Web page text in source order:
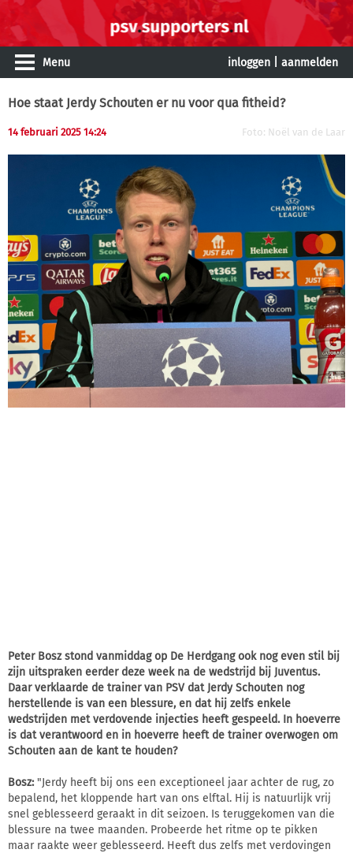
Menu inloggen aanmelden
Hoe staat Jerdy Schouten er nu voor qua fitheid?
14 februari 2025 14:24 Foto: Noël van de Laar
Peter Bosz stond vanmiddag op De Herdgang ook nog even stil bij
zijn uitspraken eerder deze week na de wedstrijd bij Juventus.
Daar verklaarde de trainer van PSV dat Jerdy Schouten nog
herstellende is van een blessure, en dat hij zelfs enkele
wedstrijden met verdovende injecties heeft gespeeld. In hoeverre
is dat verantwoord en in hoeverre heeft de trainer overwogen om
Schouten aan de kant te houden?
Bosz:"Jerdy heeft bij ons een exceptioneel jaar achter de rug, zo
bepalend, het kloppende hart van ons elftal. Hij is natuurlijk vrij
snel geblesseerd geraakt in dit seizoen. Is teruggekomen van die
blessure na twee maanden. Probeerde het ritme op te pikken
maar raakte weer geblesseerd. Heeft dus zelfs met verdovingen